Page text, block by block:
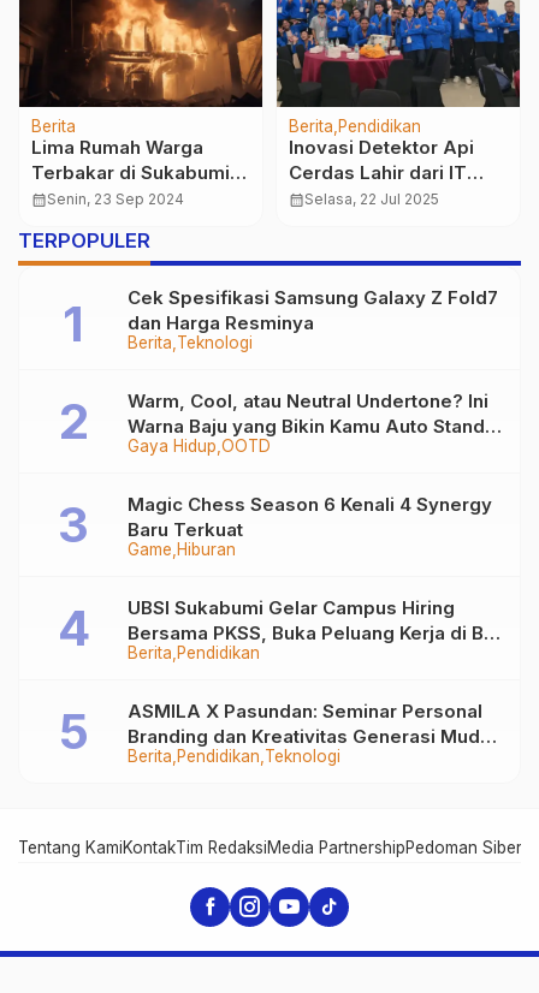
Pendidikan
Nggak Cuma Hitung
Angka! Ini Serunya
Kuliah Prodi Sistem
calendar_monthJumat, 27 Mar 2026
Berita Pendidikan
UNM Kembali Cetak
Prestasi dengan
Keberhasilan Program
calendar_monthJumat, 27 Des 2024
…
TERPOPULER
Berita Teknologi
Cek Spesifikasi Samsung Galaxy Z Fold7
dan Harga Resminya
Gaya Hidup OOTD
Warm, Cool, atau Neutral Undertone? Ini
Warna Baju yang Bikin Kamu Auto Stand
Out
Game Hiburan
Magic Chess Season 6 Kenali 4 Synergy
Baru Terkuat
Berita Pendidikan
UBSI Sukabumi Gelar Campus Hiring
Bersama PKSS, Buka Peluang Kerja di BRI
Group
Berita Pendidikan Teknologi
ASMILA X Pasundan: Seminar Personal
Branding dan Kreativitas Generasi Muda
Bersama SDKF
Tentang KamiKontakTim RedaksiMedia PartnershipPedoman Siber